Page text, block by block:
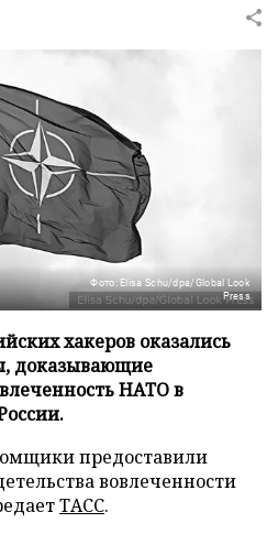
Фото: Elisa Schu/dpa/Global Look
Press
хакеров оказались
доказывающие
НАТО в
предоставили
вовлеченности
ТАСС.